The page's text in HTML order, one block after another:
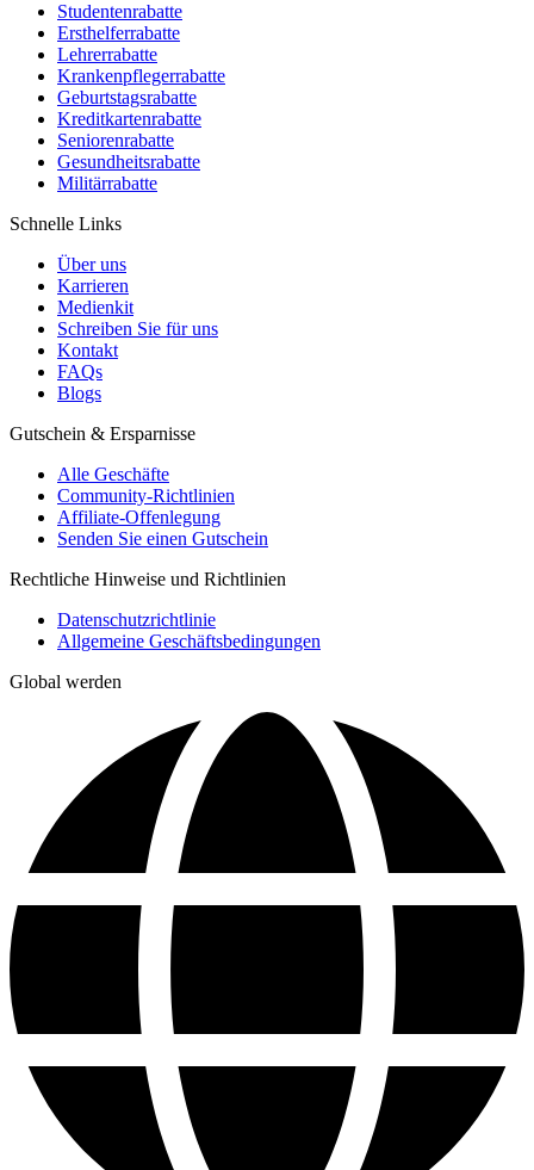
Studentenrabatte
Ersthelferrabatte
Lehrerrabatte
Krankenpflegerrabatte
Geburtstagsrabatte
Kreditkartenrabatte
Seniorenrabatte
Gesundheitsrabatte
Militärrabatte
Schnelle Links
Über uns
Karrieren
Medienkit
Schreiben Sie für uns
Kontakt
FAQs
Blogs
Gutschein & Ersparnisse
Alle Geschäfte
Community-Richtlinien
Affiliate-Offenlegung
Senden Sie einen Gutschein
Rechtliche Hinweise und Richtlinien
Datenschutzrichtlinie
Allgemeine Geschäftsbedingungen
Global werden